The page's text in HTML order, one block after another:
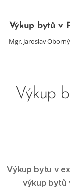
Výkup bytů v
Mgr. Jaroslav Oborný
Výkup
Výkup bytu v
výkup bytů